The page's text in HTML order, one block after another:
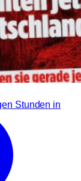
Stunden in